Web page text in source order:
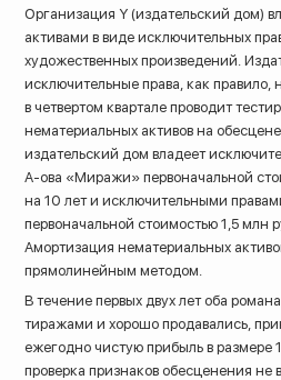
Организация Y (издательский дом)
активами в виде исключительных
художественных произведений.
исключительные права, как правило,
в четвертом квартале проводит
нематериальных активов на
издательский дом владеет
А-ова «Миражи» первоначальной
на 10 лет и исключительными
первоначальной стоимостью 1,5 млн
Амортизация нематериальных
прямолинейным методом.
В течение первых двух лет оба
тиражами и хорошо продавались,
ежегодно чистую прибыль в размере
проверка признаков обесценения не